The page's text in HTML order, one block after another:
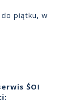
do piątku, w
ŚOI